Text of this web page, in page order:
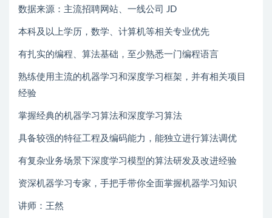
数据来源：主流招聘网站、一线公司 JD
本科及以上学历，数学、计算机等相关专业优先
有扎实的编程、算法基础，至少熟悉一门编程语言
熟练使用主流的机器学习和深度学习框架，并有相关项目
经验
掌握经典的机器学习算法和深度学习算法
具备较强的特征工程及编码能力，能独立进行算法调优
有复杂业务场景下深度学习模型的算法研发及改进经验
资深机器学习专家，手把手带你全面掌握机器学习知识
讲师：王然